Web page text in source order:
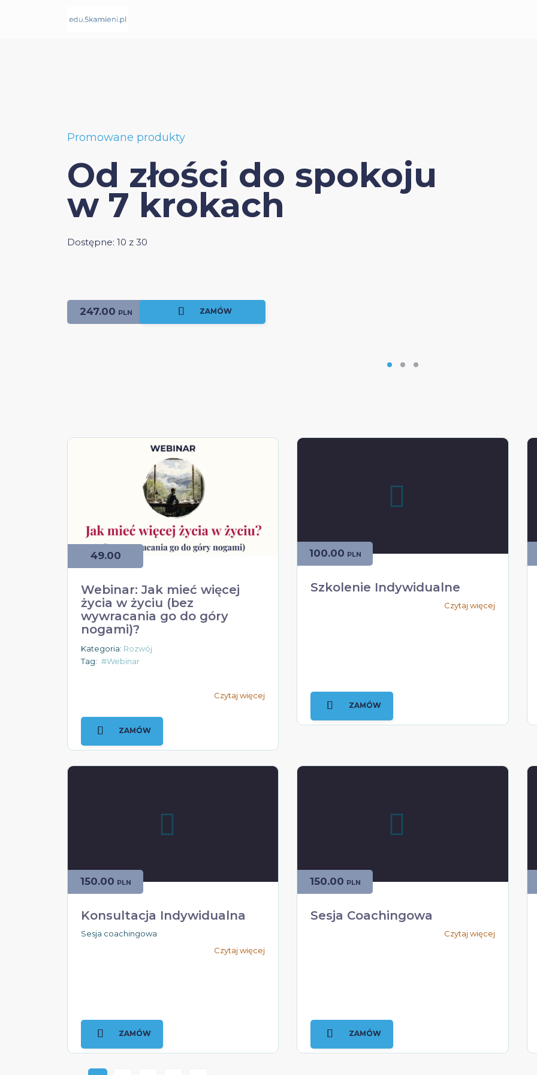
Promowane produkty
Od złości do spokoju
w 7 krokach
Dostępne: 10 z 30
247.00 PLN ZAMÓW
Webinar: Jak mieć więcej
życia w życiu (bez
wywracania go do góry
nogami)?
Kategoria: Rozwój
Tag: #Webinar
Czytaj więcej
49.00
ZAMÓW
Szkolenie Indywidualne
Czytaj więcej
100.00 PLN
ZAMÓW
Konsultacja Indywidualna
Sesja coachingowa
Czytaj więcej
150.00 PLN
ZAMÓW
Sesja Coachingowa
Czytaj więcej
150.00 PLN
ZAMÓW